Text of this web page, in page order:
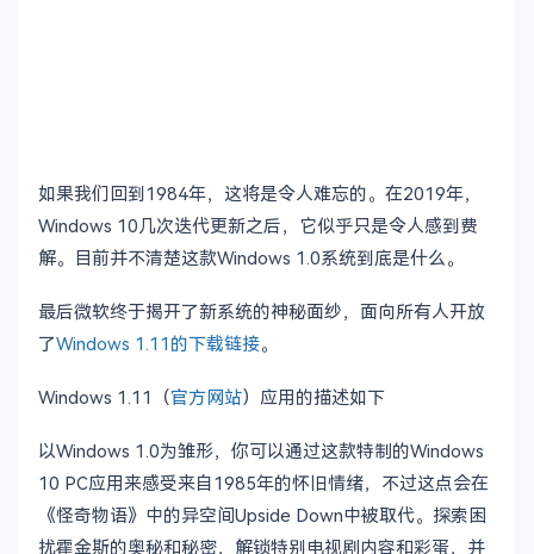
如果我们回到1984年，这将是令人难忘的。在2019年，
Windows 10几次迭代更新之后，它似乎只是令人感到费
解。目前并不清楚这款Windows 1.0系统到底是什么。
最后微软终于揭开了新系统的神秘面纱，面向所有人开放
了Windows 1.11的下载链接。
Windows 1.11（官方网站）应用的描述如下
以Windows 1.0为雏形，你可以通过这款特制的Windows
10 PC应用来感受来自1985年的怀旧情绪，不过这点会在
《怪奇物语》中的异空间Upside Down中被取代。探索困
扰霍金斯的奥秘和秘密，解锁特别电视剧内容和彩蛋，并